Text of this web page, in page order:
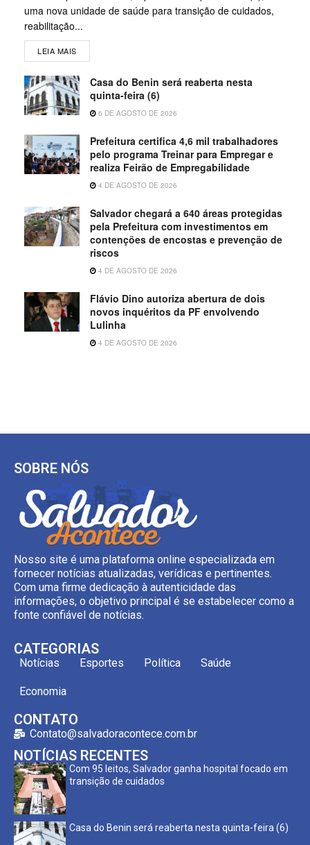
uma nova unidade de saúde para transição de cuidados,
reabilitação...
LEIA MAIS
Casa do Benin será reaberta nesta
quinta-feira (6)
6 DE AGOSTO DE 2026
Prefeitura certifica 4,6 mil trabalhadores
pelo programa Treinar para Empregar e
realiza Feirão de Empregabilidade
4 DE AGOSTO DE 2026
Salvador chegará a 640 áreas protegidas
pela Prefeitura com investimentos em
contenções de encostas e prevenção de
riscos
4 DE AGOSTO DE 2026
Flávio Dino autoriza abertura de dois
novos inquéritos da PF envolvendo
Lulinha
4 DE AGOSTO DE 2026
SOBRE NÓS
Nosso site é uma plataforma online especializada em
fornecer notícias atualizadas, verídicas e pertinentes.
Com uma firme dedicação à autenticidade das
informações, o objetivo principal é se estabelecer como a
fonte confiável de notícias.
CATEGORIAS
Notícias Esportes Política Saúde
Economia
CONTATO
Contato@salvadoracontece.com.br
NOTÍCIAS RECENTES
Com 95 leitos, Salvador ganha hospital focado em
transição de cuidados
Casa do Benin será reaberta nesta quinta-feira (6)